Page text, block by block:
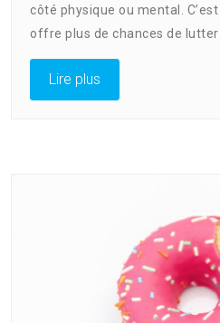
côté physique ou mental.
offre plus de chances de lutter
Lire plus